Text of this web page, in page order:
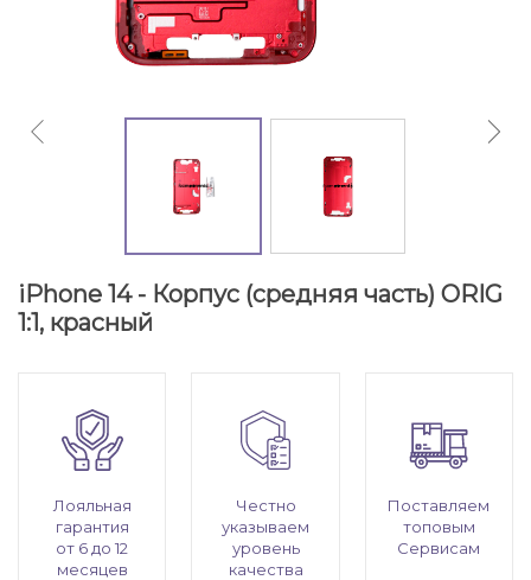
iPhone 14 - Корпус (средняя часть) ORIG
1:1, красный
Лояльная
гарантия
от 6 до 12
месяцев
Честно
указываем
уровень
качества
Поставляем
топовым
Сервисам